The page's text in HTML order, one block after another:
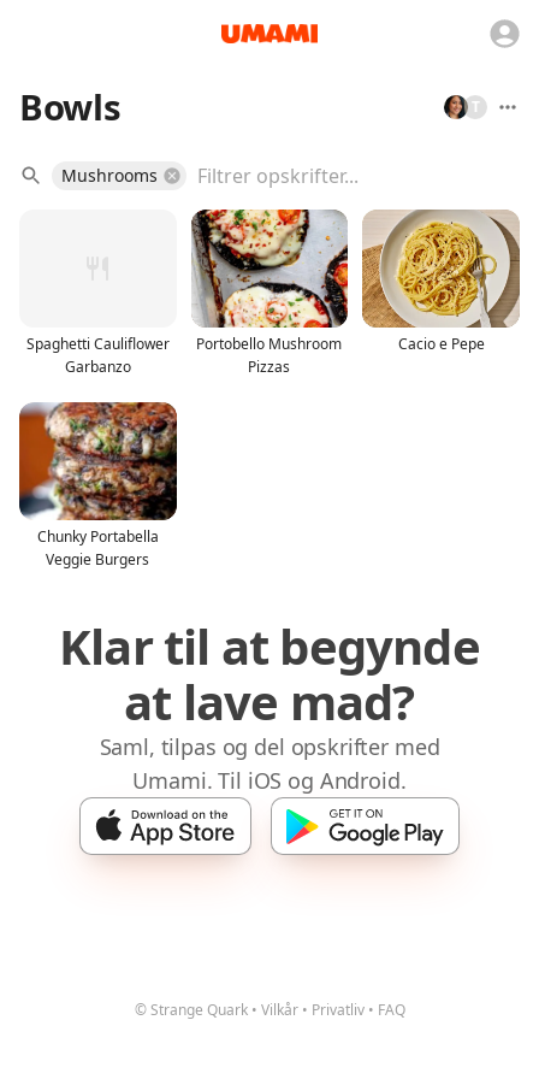
Bowls T
Mushrooms
Spaghetti Cauliflower
Garbanzo
Portobello Mushroom
Pizzas
Cacio e Pepe
Chunky Portabella
Veggie Burgers
Klar til at begynde
at lave mad?
Saml, tilpas og del opskrifter med
Umami. Til iOS og Android.
© Strange Quark • Vilkår • Privatliv • FAQ